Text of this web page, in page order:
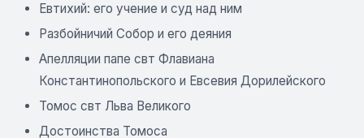
Евтихий: его учение и суд над ним
Разбойничий Собор и его деяния
Апелляции папе свт Флавиана
Константинопольского и Евсевия Дорилейского
Томос свт Льва Великого
Достоинства Томоса